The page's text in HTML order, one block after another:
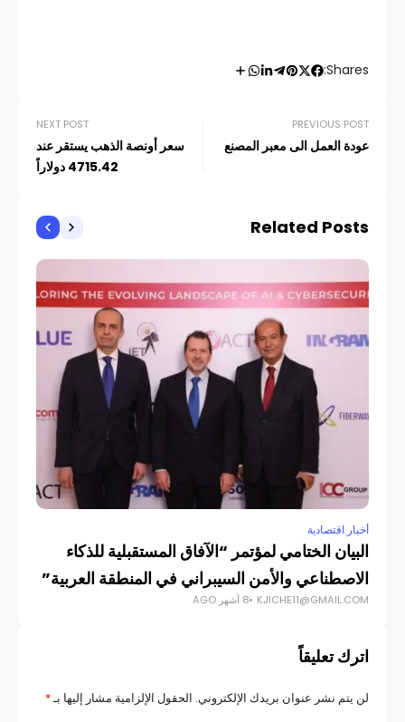
Shares:
PREVIOUS POST
عودة العمل الى معبر المصنع
NEXT POST
سعر أونصة الذهب يستقر عند
4715.42 دولاراً
Related Posts
أخبار اقتصادية
البيان الختامي لمؤتمر “الآفاق المستقبلية للذكاء
الاصطناعي والأمن السيبراني في المنطقة العربية”
KJICHE11@GMAIL.COM 8 أشهر AGO
اترك تعليقاً
لن يتم نشر عنوان بريدك الإلكتروني. الحقول الإلزامية مشار إليها بـ*